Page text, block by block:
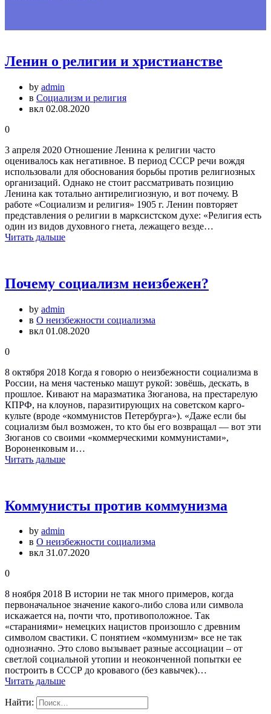
Ленин о религии и христианстве
by admin
в Социализм и религия
вкл 02.08.2020
0
3 апреля 2020 Отношение Ленина к религии часто
оценивалось как негативное. В период СССР речи вождя
использовали для обоснования борьбы против религиозных
организаций. Однако не стоит рассматривать позицию
Ленина как тотально антирелигиозную, и вот почему. В
работе «Социализм и религия» 1905 г. Ленин повторяет
представления о религии в марксистском духе: «Религия есть
один из видов духовного гнета, лежащего везде…
Читать дальше
Почему социализм неизбежен?
by admin
в О неизбежности социализма
вкл 01.08.2020
0
8 октября 2018 Когда я говорю о неизбежности социализма в
России, на меня частенько машут рукой: зовёшь, дескать, в
прошлое. Кивают на маразматика Зюганова, на престарелую
КПРФ, на клоунов, паразитирующих на советском карго-
культе (вроде «коммунистов Петербурга»). «Даже если бы
социализм был возможен, то кто бы его возвращал — вот эти
Зюганов со своими «коммерческими коммунистами»,
Вороненковым и…
Читать дальше
Коммунисты против коммунизма
by admin
в О неизбежности социализма
вкл 31.07.2020
0
8 ноября 2018 В истории не так много примеров, когда
первоначальное значение какого-либо слова или символа
искажается на, почти что, противоположное. Так
«стараниями» немецких нацистов произошло с древним
символом свастики. С понятием «коммунизм» все не так
однозначно. Это слово вызывает разные ассоциации – от
светлой социальной утопии и неоконченной попытки ее
построить в СССР до кровавого (без кавычек)…
Читать дальше
Найти: